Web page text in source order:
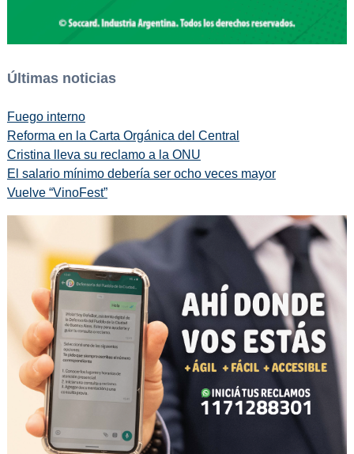
Últimas noticias
Fuego interno
Reforma en la Carta Orgánica del Central
Cristina lleva su reclamo a la ONU
El salario mínimo debería ser ocho veces mayor
Vuelve “VinoFest”